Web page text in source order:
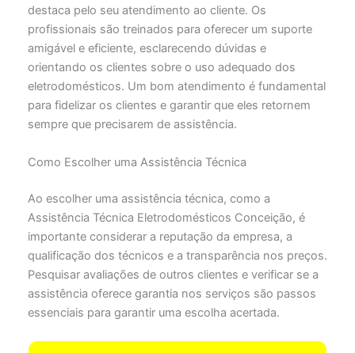
destaca pelo seu atendimento ao cliente. Os
profissionais são treinados para oferecer um suporte
amigável e eficiente, esclarecendo dúvidas e
orientando os clientes sobre o uso adequado dos
eletrodomésticos. Um bom atendimento é fundamental
para fidelizar os clientes e garantir que eles retornem
sempre que precisarem de assistência.
Como Escolher uma Assistência Técnica
Ao escolher uma assistência técnica, como a
Assistência Técnica Eletrodomésticos Conceição, é
importante considerar a reputação da empresa, a
qualificação dos técnicos e a transparência nos preços.
Pesquisar avaliações de outros clientes e verificar se a
assistência oferece garantia nos serviços são passos
essenciais para garantir uma escolha acertada.